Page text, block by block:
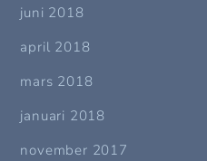
juni 2018
april 2018
mars 2018
januari 2018
november 2017